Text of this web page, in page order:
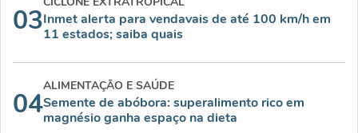
03Inmet alerta para vendavais de até 100 km/h em
11 estados; saiba quais
04
ALIMENTAÇÃO E SAÚDE
Semente de abóbora: superalimento rico em
magnésio ganha espaço na dieta